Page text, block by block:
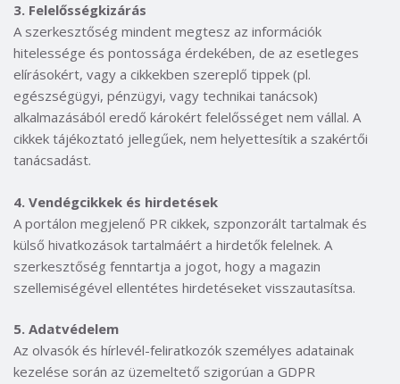
3. Felelősségkizárás
A szerkesztőség mindent megtesz az információk
hitelessége és pontossága érdekében, de az esetleges
elírásokért, vagy a cikkekben szereplő tippek (pl.
egészségügyi, pénzügyi, vagy technikai tanácsok)
alkalmazásából eredő károkért felelősséget nem vállal. A
cikkek tájékoztató jellegűek, nem helyettesítik a szakértői
tanácsadást.
4. Vendégcikkek és hirdetések
A portálon megjelenő PR cikkek, szponzorált tartalmak és
külső hivatkozások tartalmáért a hirdetők felelnek. A
szerkesztőség fenntartja a jogot, hogy a magazin
szellemiségével ellentétes hirdetéseket visszautasítsa.
5. Adatvédelem
Az olvasók és hírlevél-feliratkozók személyes adatainak
kezelése során az üzemeltető szigorúan a GDPR